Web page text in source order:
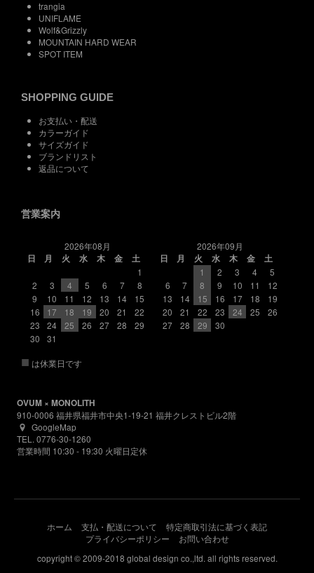
trangia
UNIFLAME
Wolf&Grizzly
MOUNTAIN HARD WEAR
SPOT ITEM
SHOPPING GUIDE
お支払い・配送
カラーガイド
サイズガイド
ブランドリスト
返品について
営業案内
2026年08月
日
月 火 水 木 金
土
1
2
3 4 5 6 7
8
9
10 11 12 13 14
15
16
17 18 19 20 21
22
23
24 25 26 27 28
29
30
31
2026年09月
日
月 火 水 木 金
土
1
2 3 4
5
6
7 8 9 10 11
12
13
14 15 16 17 18
19
20
21 22 23 24 25
26
27
28 29 30
■ は休業日です
OVUM × MONOLITH
910-0006 福井県福井市中央1-19-21 福井クレストビル2階
GoogleMap
TEL. 0776-30-1260
営業時間 10:30 - 19:30 火曜日定休
ホーム 支払・配送について
特定商取引法に基づく表記
プライバシーポリシー
お問い合わせ
copyright © 2009-2018 global design co.,ltd. all rights reserved.